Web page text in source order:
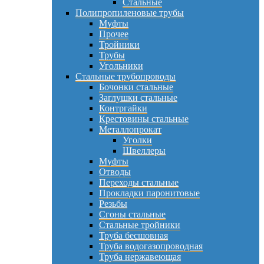
Стальные
Полипропиленовые трубы
Муфты
Прочее
Тройники
Трубы
Угольники
Стальные трубопроводы
Бочонки стальные
Заглушки стальные
Контргайки
Крестовины стальные
Металлопрокат
Уголки
Швеллеры
Муфты
Отводы
Переходы стальные
Прокладки паронитовые
Резьбы
Сгоны стальные
Стальные тройники
Труба бесшовная
Труба водогазопроводная
Труба нержавеющая